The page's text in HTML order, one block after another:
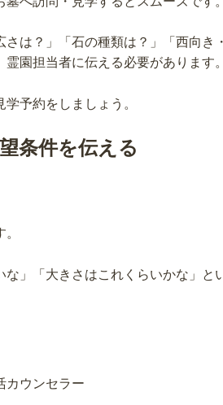
は？」「石の種類は？」「西向き
園担当者に伝える必要があります。
予約をしましょう。
条件を伝える
な」「大きさはこれくらいかな」と